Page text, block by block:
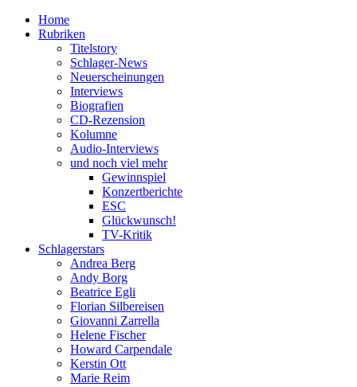
Home
Rubriken
Titelstory
Schlager-News
Neuerscheinungen
Interviews
Biografien
CD-Rezension
Kolumne
Audio-Interviews
und noch viel mehr
Gewinnspiel
Konzertberichte
ESC
Glückwunsch!
TV-Kritik
Schlagerstars
Andrea Berg
Andy Borg
Beatrice Egli
Florian Silbereisen
Giovanni Zarrella
Helene Fischer
Howard Carpendale
Kerstin Ott
Marie Reim